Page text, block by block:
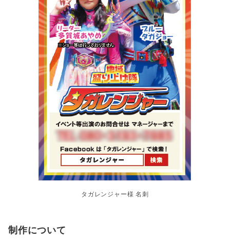
タガレンジャー様 名刺
制作について